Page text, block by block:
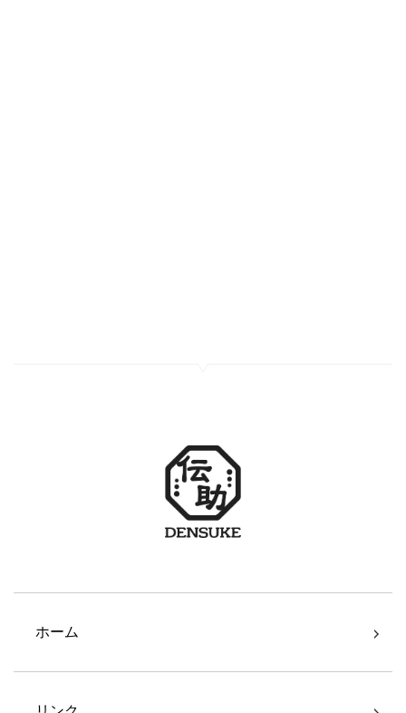
ホーム